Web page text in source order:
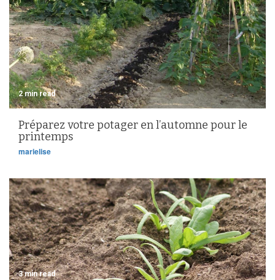
2 min read
Préparez votre potager en l’automne pour le
printemps
marielise
3 min read